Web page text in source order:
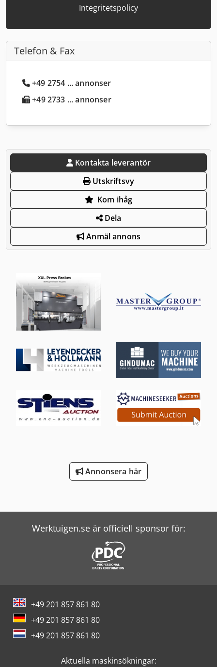
Integritetspolicy
Telefon & Fax
+49 2754 ... annonser
+49 2733 ... annonser
Kontakta leverantör
Utskriftsvy
Kom ihåg
Dela
Anmäl annons
Annonsera här
Werktuigen.se är officiell sponsor för:
+49 201 857 861 80
+49 201 857 861 80
+49 201 857 861 80
Aktuella maskinsökningar: